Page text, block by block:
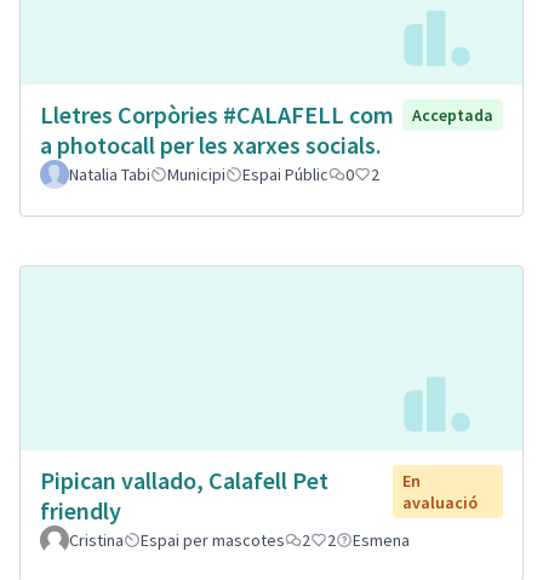
Lletres Corpòries #CALAFELL com
a photocall per les xarxes socials.
Acceptada
Natalia Tabi Municipi Espai Públic 0 2
Pipican vallado, Calafell Pet
friendly
En
avaluació
Cristina
Espai per mascotes 2 2 Esmena